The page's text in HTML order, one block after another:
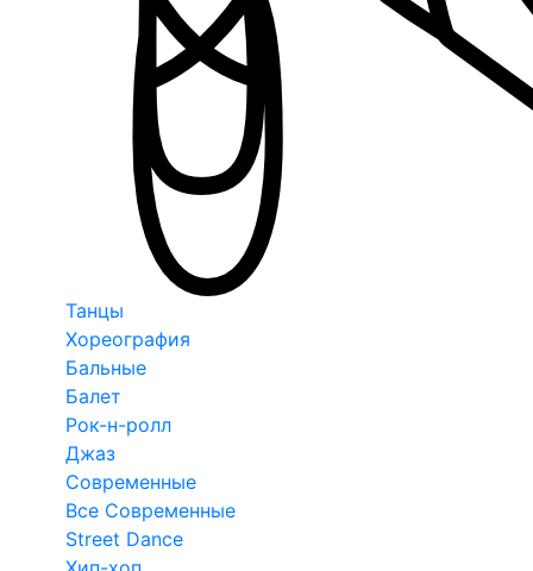
Танцы
Хореография
Бальные
Балет
Рок-н-ролл
Джаз
Современные
Все Современные
Street Dance